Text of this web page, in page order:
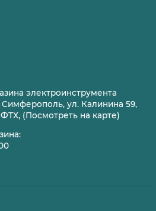
электроинструмента
ул. Калинина 59,
(Посмотреть на карте)